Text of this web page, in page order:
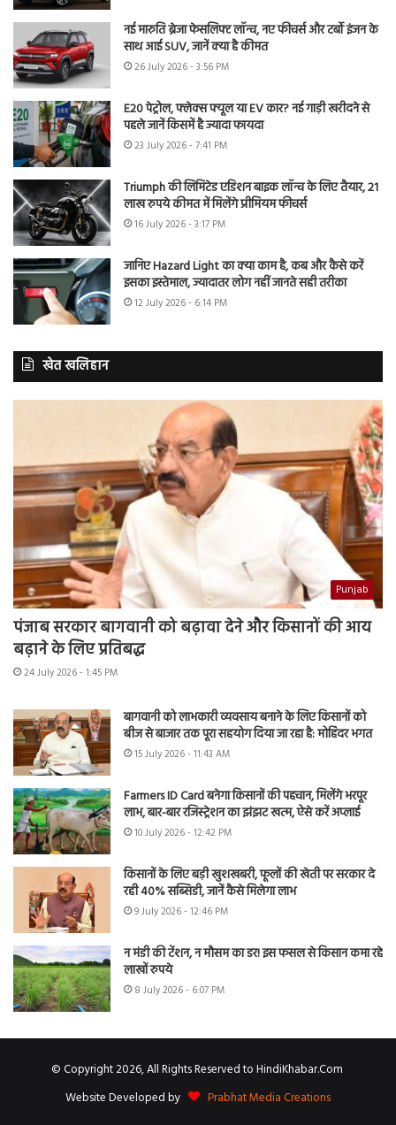
नई मारुति ब्रेजा फेसलिफ्ट लॉन्च, नए फीचर्स और टर्बो इंजन के
साथ आई SUV, जानें क्या है कीमत
26 July 2026 - 3:56 PM
E20 पेट्रोल, फ्लेक्स फ्यूल या EV कार? नई गाड़ी खरीदने से
पहले जानें किसमें है ज्यादा फायदा
23 July 2026 - 7:41 PM
Triumph की लिमिटेड एडिशन बाइक लॉन्च के लिए तैयार, 21
लाख रुपये कीमत में मिलेंगे प्रीमियम फीचर्स
16 July 2026 - 3:17 PM
जानिए Hazard Light का क्या काम है, कब और कैसे करें
इसका इस्तेमाल, ज्यादातर लोग नहीं जानते सही तरीका
12 July 2026 - 6:14 PM
खेत खलिहान
Punjab
पंजाब सरकार बागवानी को बढ़ावा देने और किसानों की आय
बढ़ाने के लिए प्रतिबद्ध
24 July 2026 - 1:45 PM
बागवानी को लाभकारी व्यवसाय बनाने के लिए किसानों को
बीज से बाजार तक पूरा सहयोग दिया जा रहा है: मोहिंदर भगत
15 July 2026 - 11:43 AM
Farmers ID Card बनेगा किसानों की पहचान, मिलेंगे भरपूर
लाभ, बार-बार रजिस्ट्रेशन का झंझट खत्म, ऐसे करें अप्लाई
10 July 2026 - 12:42 PM
किसानों के लिए बड़ी खुशखबरी, फूलों की खेती पर सरकार दे
रही 40% सब्सिडी, जानें कैसे मिलेगा लाभ
9 July 2026 - 12:46 PM
न मंडी की टेंशन, न मौसम का डर! इस फसल से किसान कमा रहे
लाखों रुपये
8 July 2026 - 6:07 PM
© Copyright 2026, All Rights Reserved to HindiKhabar.Com
Website Developed by
Prabhat Media Creations